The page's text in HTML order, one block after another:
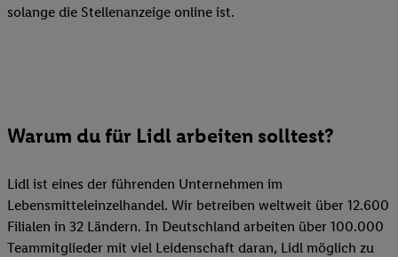
solange die Stellenanzeige online ist.
Warum du für Lidl arbeiten solltest?
Lidl ist eines der führenden Unternehmen im
Lebensmitteleinzelhandel. Wir betreiben weltweit über 12.600
Filialen in 32 Ländern. In Deutschland arbeiten über 100.000
Teammitglieder mit viel Leidenschaft daran, Lidl möglich zu